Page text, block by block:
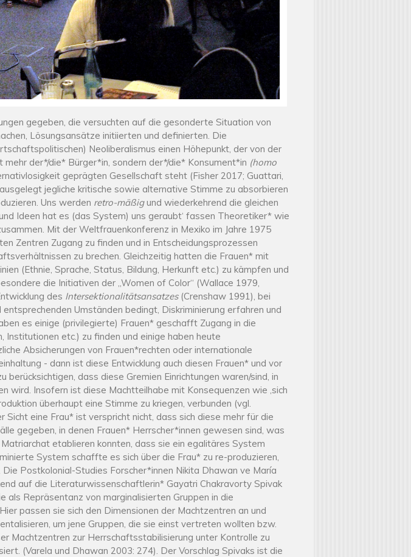
gegeben, die versuchten auf die gesonderte Situation von
Lösungsansätze initiierten und definierten. Die
Neoliberalismus einen Höhepunkt, der von der
der*/die* Bürger*in, sondern der*/die* Konsument*in (homo
geprägten Gesellschaft steht (Fisher 2017; Guattari,
jegliche kritische sowie alternative Stimme zu absorbieren
Uns werden retro-mäßigund wiederkehrend die gleichen
Ideen hat es (das System) uns geraubt‘ fassen Theoretiker* wie
Mit der Weltfrauenkonferenz in Mexiko im Jahre 1975
Zentren Zugang zu finden und in Entscheidungsprozessen
zu brechen. Gleichzeitig hatten die Frauen* mit
(Ethnie, Sprache, Status, Bildung, Herkunft etc.) zu kämpfen und
die Initiativen der „Women of Color“ (Wallace 1979,
des Intersektionalitätsansatzes(Crenshaw 1991), bei
Umständen bedingt, Diskriminierung erfahren und
es einige (privilegierte) Frauen* geschafft Zugang in die
Institutionen etc.) zu finden und einige haben heute
Absicherungen von Frauen*rechten oder internationale
- dann ist diese Entwicklung auch diesen Frauen* und vor
dass diese Gremien Einrichtungen waren/sind, in
Insofern ist diese Machtteilhabe mit Konsequenzen wie ‚sich
überhaupt eine Stimme zu kriegen, verbunden (vgl.
eine Frau* ist verspricht nicht, dass sich diese mehr für die
gegeben, in denen Frauen* Herrscher*innen gewesen sind, was
etablieren konnten, dass sie ein egalitäres System
System schaffte es sich über die Frau* zu re-produzieren,
Postkolonial-Studies Forscher*innen Nikita Dhawan ve María
auf die Literaturwissenschaftlerin* Gayatri Chakravorty Spivak
als Repräsentanz von marginalisierten Gruppen in die
passen sie sich den Dimensionen der Machtzentren an und
um jene Gruppen, die sie einst vertreten wollten bzw.
Machtzentren zur Herrschaftsstabilisierung unter Kontrolle zu
(Varela und Dhawan 2003: 274). Der Vorschlag Spivaks ist die